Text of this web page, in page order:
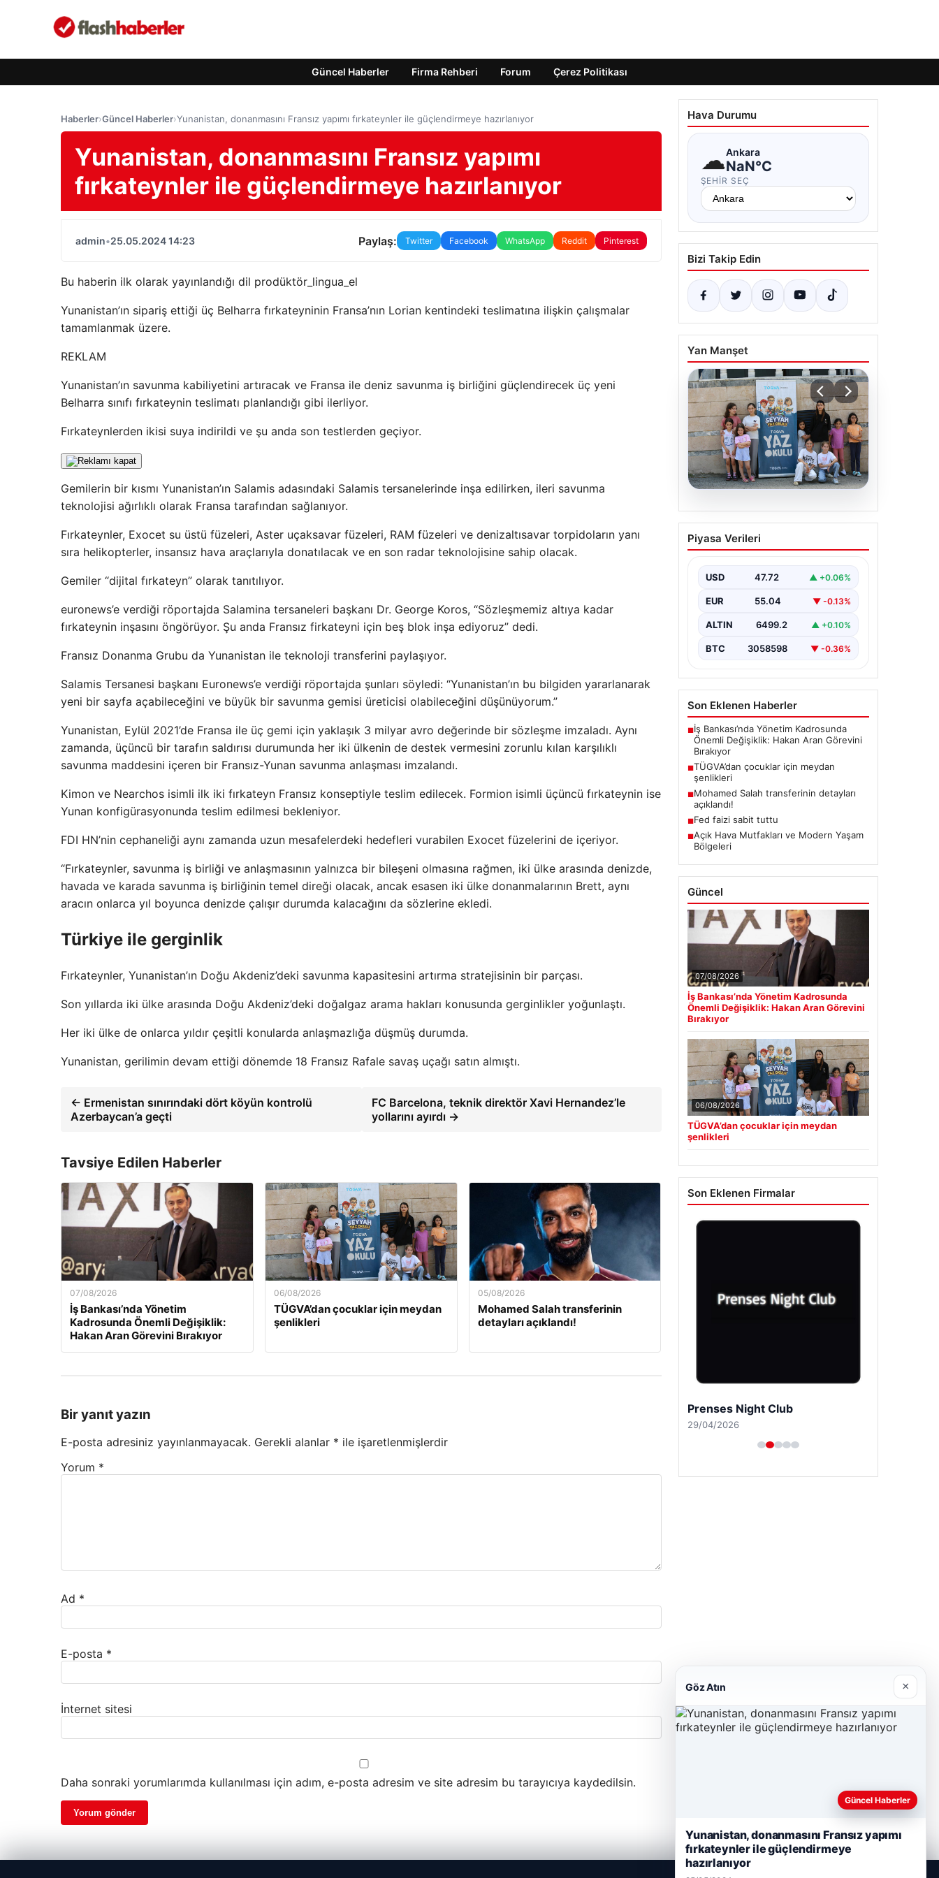
Güncel Haberler Firma Rehberi Forum Çerez Politikası
Haberler›Güncel Haberler›Yunanistan, donanmasını Fransız yapımı fırkateynler ile güçlendirmeye hazırlanıyor
Yunanistan, donanmasını Fransız yapımı
fırkateynler ile güçlendirmeye hazırlanıyor
admin•25.05.2024 14:23 Paylaş: Twitter Facebook WhatsApp Reddit Pinterest
Bu haberin ilk olarak yayınlandığı dil prodüktör_lingua_el
Yunanistan’ın sipariş ettiği üç Belharra fırkateyninin Fransa’nın Lorian kentindeki teslimatına ilişkin çalışmalar
tamamlanmak üzere.
REKLAM
Yunanistan’ın savunma kabiliyetini artıracak ve Fransa ile deniz savunma iş birliğini güçlendirecek üç yeni
Belharra sınıfı fırkateynin teslimatı planlandığı gibi ilerliyor.
Fırkateynlerden ikisi suya indirildi ve şu anda son testlerden geçiyor.
Gemilerin bir kısmı Yunanistan’ın Salamis adasındaki Salamis tersanelerinde inşa edilirken, ileri savunma
teknolojisi ağırlıklı olarak Fransa tarafından sağlanıyor.
Fırkateynler, Exocet su üstü füzeleri, Aster uçaksavar füzeleri, RAM füzeleri ve denizaltısavar torpidoların yanı
sıra helikopterler, insansız hava araçlarıyla donatılacak ve en son radar teknolojisine sahip olacak.
Gemiler “dijital fırkateyn” olarak tanıtılıyor.
euronews’e verdiği röportajda Salamina tersaneleri başkanı Dr. George Koros, “Sözleşmemiz altıya kadar
fırkateynin inşasını öngörüyor. Şu anda Fransız firkateyni için beş blok inşa ediyoruz” dedi.
Fransız Donanma Grubu da Yunanistan ile teknoloji transferini paylaşıyor.
Salamis Tersanesi başkanı Euronews’e verdiği röportajda şunları söyledi: “Yunanistan’ın bu bilgiden yararlanarak
yeni bir sayfa açabileceğini ve büyük bir savunma gemisi üreticisi olabileceğini düşünüyorum.”
Yunanistan, Eylül 2021’de Fransa ile üç gemi için yaklaşık 3 milyar avro değerinde bir sözleşme imzaladı. Aynı
zamanda, üçüncü bir tarafın saldırısı durumunda her iki ülkenin de destek vermesini zorunlu kılan karşılıklı
savunma maddesini içeren bir Fransız-Yunan savunma anlaşması imzalandı.
Kimon ve Nearchos isimli ilk iki fırkateyn Fransız konseptiyle teslim edilecek. Formion isimli üçüncü fırkateynin ise
Yunan konfigürasyonunda teslim edilmesi bekleniyor.
FDI HN’nin cephaneliği aynı zamanda uzun mesafelerdeki hedefleri vurabilen Exocet füzelerini de içeriyor.
“Fırkateynler, savunma iş birliği ve anlaşmasının yalnızca bir bileşeni olmasına rağmen, iki ülke arasında denizde,
havada ve karada savunma iş birliğinin temel direği olacak, ancak esasen iki ülke donanmalarının Brett, aynı
aracın onlarca yıl boyunca denizde çalışır durumda kalacağını da sözlerine ekledi.
Türkiye ile gerginlik
Fırkateynler, Yunanistan’ın Doğu Akdeniz’deki savunma kapasitesini artırma stratejisinin bir parçası.
Son yıllarda iki ülke arasında Doğu Akdeniz’deki doğalgaz arama hakları konusunda gerginlikler yoğunlaştı.
Her iki ülke de onlarca yıldır çeşitli konularda anlaşmazlığa düşmüş durumda.
Yunanistan, gerilimin devam ettiği dönemde 18 Fransız Rafale savaş uçağı satın almıştı.
← Ermenistan sınırındaki dört köyün kontrolü
Azerbaycan’a geçti
FC Barcelona, teknik direktör Xavi Hernandez’le
yollarını ayırdı →
Tavsiye Edilen Haberler
07/08/2026
İş Bankası’nda Yönetim
Kadrosunda Önemli Değişiklik:
Hakan Aran Görevini Bırakıyor
06/08/2026
TÜGVA’dan çocuklar için meydan
şenlikleri
05/08/2026
Mohamed Salah transferinin
detayları açıklandı!
Bir yanıt yazın
E-posta adresiniz yayınlanmayacak. Gerekli alanlar * ile işaretlenmişlerdir
Yorum *
Ad *
E-posta *
İnternet sitesi
Daha sonraki yorumlarımda kullanılması için adım, e-posta adresim ve site adresim bu tarayıcıya kaydedilsin.
Hava Durumu
☁Ankara
NaN°C
ŞEHIR SEÇ
Bizi Takip Edin
Yan Manşet
06.08.2026
TÜGVA’dan çocuklar için
meydan şenlikleri
Piyasa Verileri
USD 47.72 ▲ +0.06%
EUR 55.04 ▼ -0.13%
ALTIN 6499.2 ▲ +0.10%
BTC 3058598 ▼ -0.36%
Son Eklenen Haberler
■İş Bankası’nda Yönetim Kadrosunda
Önemli Değişiklik: Hakan Aran Görevini
Bırakıyor
■TÜGVA’dan çocuklar için meydan
şenlikleri
■Mohamed Salah transferinin detayları
açıklandı!
■Fed faizi sabit tuttu
■Açık Hava Mutfakları ve Modern Yaşam
Bölgeleri
Güncel
07/08/2026
İş Bankası’nda Yönetim Kadrosunda
Önemli Değişiklik: Hakan Aran Görevini
Bırakıyor
06/08/2026
TÜGVA’dan çocuklar için meydan
şenlikleri
Son Eklenen Firmalar
Prenses Night Club
29/04/2026
Göz Atın ×
Güncel Haberler
Yunanistan, donanmasını Fransız yapımı
fırkateynler ile güçlendirmeye
hazırlanıyor